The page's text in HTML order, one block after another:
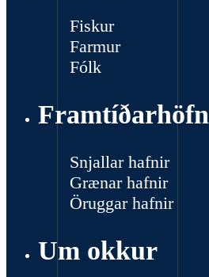
Fiskur
Farmur
Fólk
Framtíðarhöfn
Snjallar hafnir
Grænar hafnir
Öruggar hafnir
Um okkur